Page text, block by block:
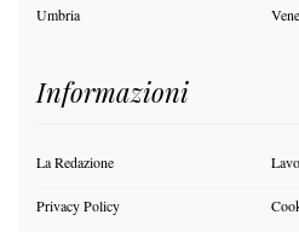
Umbria
Informazioni
La Redazione
Privacy Policy